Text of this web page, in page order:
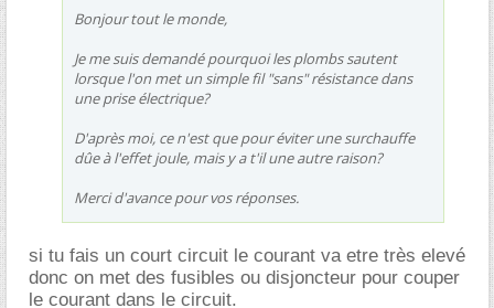
Bonjour tout le monde,
Je me suis demandé pourquoi les plombs sautent
lorsque l'on met un simple fil "sans" résistance dans
une prise électrique?
D'après moi, ce n'est que pour éviter une surchauffe
dûe à l'effet joule, mais y a t'il une autre raison?
Merci d'avance pour vos réponses.
si tu fais un court circuit le courant va etre très elevé
donc on met des fusibles ou disjoncteur pour couper
le courant dans le circuit.